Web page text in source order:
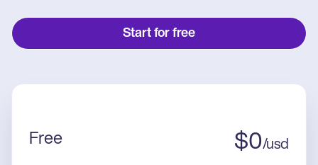
Start for free
Free $0/usd